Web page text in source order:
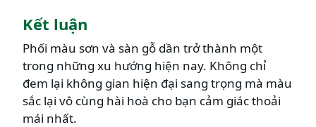
Kết luận
Phối màu sơn và sàn gỗ dần trở thành một
trong những xu hướng hiện nay. Không chỉ
đem lại không gian hiện đại sang trọng mà màu
sắc lại vô cùng hài hoà cho bạn cảm giác thoải
mái nhất.